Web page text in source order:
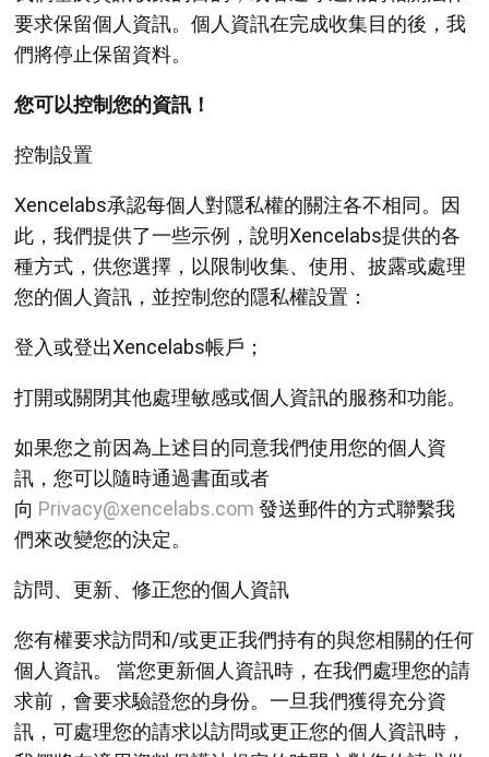
要求保留個人資訊。個人資訊在完成收集目的後，我
們將停止保留資料。
您可以控制您的資訊！
控制設置
Xencelabs承認每個人對隱私權的關注各不相同。因
此，我們提供了一些示例，說明Xencelabs提供的各
種方式，供您選擇，以限制收集、使用、披露或處理
您的個人資訊，並控制您的隱私權設置：
登入或登出Xencelabs帳戶；
打開或關閉其他處理敏感或個人資訊的服務和功能。
如果您之前因為上述目的同意我們使用您的個人資
訊，您可以隨時通過書面或者
向 Privacy@xencelabs.com 發送郵件的方式聯繫我
們來改變您的決定。
訪問、更新、修正您的個人資訊
您有權要求訪問和/或更正我們持有的與您相關的任何
個人資訊。 當您更新個人資訊時，在我們處理您的請
求前，會要求驗證您的身份。一旦我們獲得充分資
訊，可處理您的請求以訪問或更正您的個人資訊時，